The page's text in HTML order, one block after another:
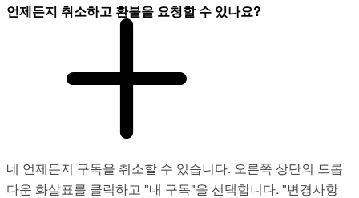
언제든지 취소하고 환불을 요청할 수 있나요?
네 언제든지 구독을 취소할 수 있습니다. 오른쪽 상단의 드롭
다운 화살표를 클릭하고 "내 구독"을 선택합니다. "변경사항